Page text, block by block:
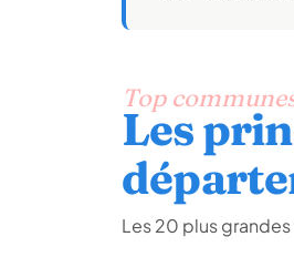
Top
Les
Les 20 plus